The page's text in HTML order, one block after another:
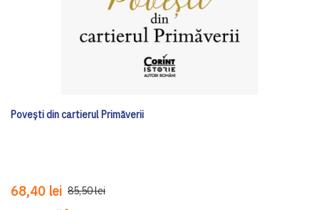
Povești din cartierul Primăverii
68,40 lei 85,50 lei